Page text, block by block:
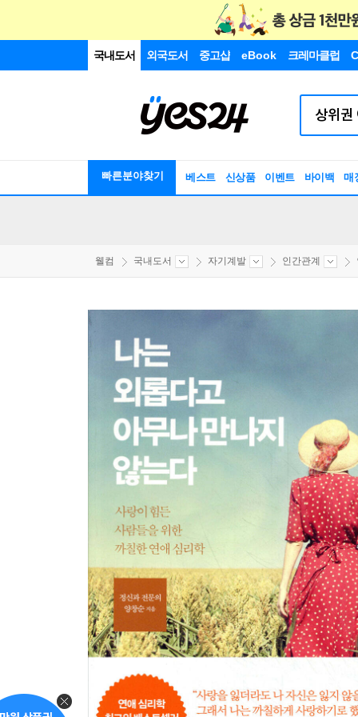
국내도서 외국도서 중고샵 eBook 크레마클럽
빠른분야찾기 베스트 신상품 이벤트 바이백 매
웰컴 국내도서 자기계발 인간관계